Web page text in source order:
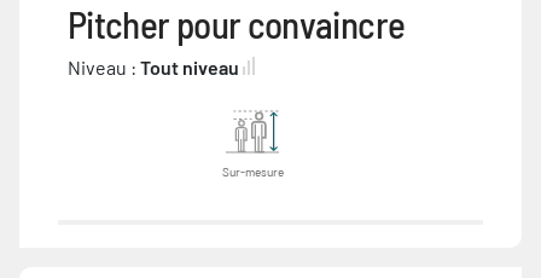
Pitcher pour convaincre
Niveau : Tout niveau
Sur-mesure